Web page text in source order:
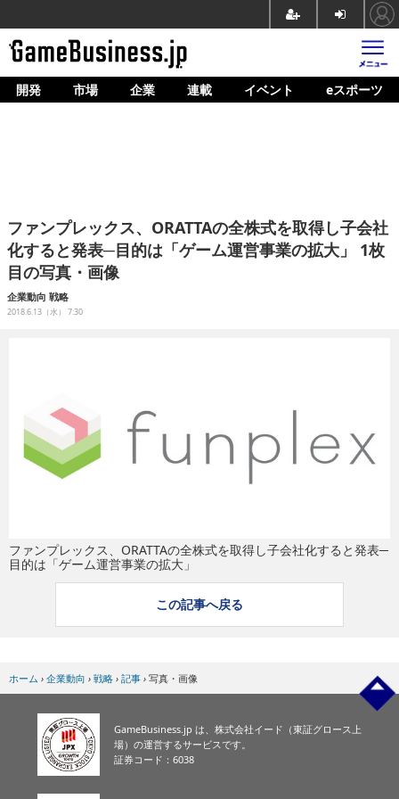
ホーム
企業動向
人材育成
産業政策
eスポーツ
開発 市場 企業 連載 イベント eスポーツ
ファンプレックス、ORATTAの全株式を取得し子会社
化すると発表─目的は「ゲーム運営事業の拡大」 1枚
目の写真・画像
企業動向 戦略
2018.6.13（水） 7:30
ファンプレックス、ORATTAの全株式を取得し子会社化すると発表─
目的は「ゲーム運営事業の拡大」
この記事へ戻る
ホーム › 企業動向 › 戦略 › 記事 › 写真・画像
GameBusiness.jp は、株式会社イード（東証グロース上
場）の運営するサービスです。
証券コード：6038